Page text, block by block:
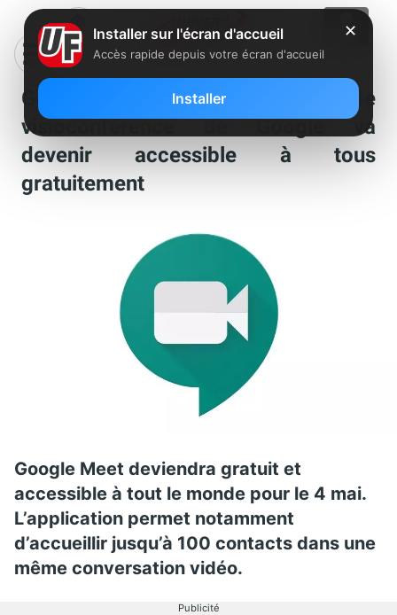
Google Meet : le service de
visioconférence de Google va
devenir accessible à tous
gratuitement
Google Meet deviendra gratuit et
accessible à tout le monde pour le 4 mai.
L’application permet notamment
d’accueillir jusqu’à 100 contacts dans une
même conversation vidéo.
Publicité
✕
Installer sur l'écran d'accueil
Accès rapide depuis votre écran d'accueil
Installer